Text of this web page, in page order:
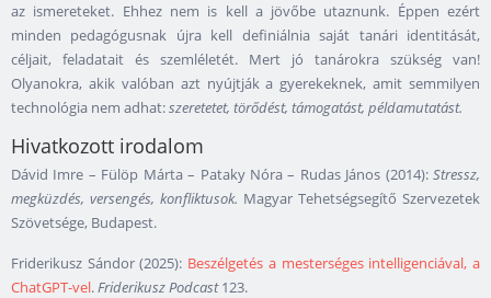
az ismereteket. Ehhez nem is kell a jövőbe utaznunk. Éppen ezért
minden pedagógusnak újra kell definiálnia saját tanári identitását,
céljait, feladatait és szemléletét. Mert jó tanárokra szükség van!
Olyanokra, akik valóban azt nyújtják a gyerekeknek, amit semmilyen
technológia nem adhat:szeretetet, törődést, támogatást, példamutatást.
Hivatkozott irodalom
Dávid Imre – Fülöp Márta – Pataky Nóra – Rudas János (2014): Stressz,
megküzdés, versengés, konfliktusok. Magyar Tehetségsegítő Szervezetek
Szövetsége, Budapest.
Friderikusz Sándor (2025): Beszélgetés a mesterséges intelligenciával, a
ChatGPT-vel.Friderikusz Podcast123.